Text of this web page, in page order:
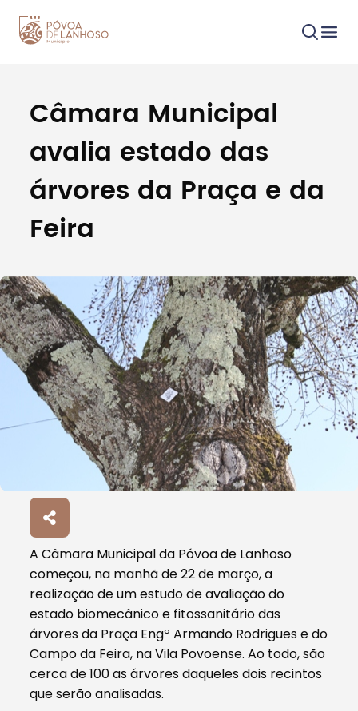
Procurar
Tipo de conteúdo
Filtros
Câmara Municipal
avalia estado das
árvores da Praça e da
Feira
A Câmara Municipal da Póvoa de Lanhoso
começou, na manhã de 22 de março, a
realização de um estudo de avaliação do
estado biomecânico e fitossanitário das
árvores da Praça Engº Armando Rodrigues e do
Campo da Feira, na Vila Povoense. Ao todo, são
cerca de 100 as árvores daqueles dois recintos
que serão analisadas.